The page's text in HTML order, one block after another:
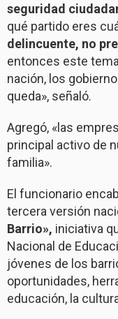
seguridad
qué partido eres
delincuente, no
entonces este
nación, los
queda», señaló.
Agregó, «las
principal activo de
familia».
El funcionario
tercera versión
Barrio», iniciativa
Nacional de
jóvenes de los
oportunidades,
educación, la